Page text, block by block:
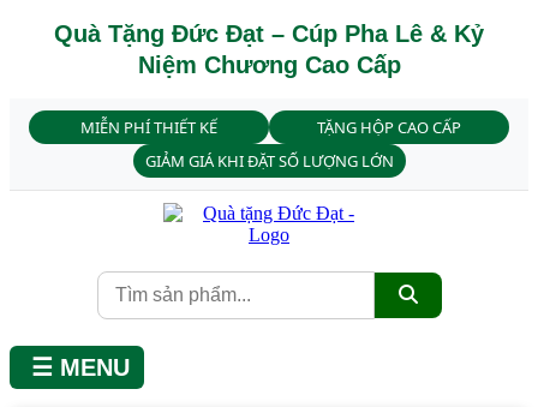
Quà Tặng Đức Đạt – Cúp Pha Lê & Kỷ
Niệm Chương Cao Cấp
MIỄN PHÍ THIẾT KẾ
TẶNG HỘP CAO CẤP
GIẢM GIÁ KHI ĐẶT SỐ LƯỢNG LỚN
☰ MENU